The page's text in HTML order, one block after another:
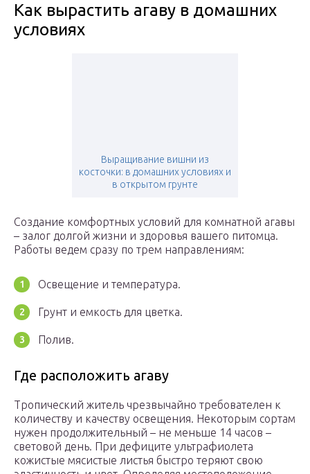
Как вырастить агаву в домашних
условиях
Выращивание вишни из
косточки: в домашних условиях и
в открытом грунте
Создание комфортных условий для комнатной агавы
– залог долгой жизни и здоровья вашего питомца.
Работы ведем сразу по трем направлениям:
Освещение и температура.
Грунт и емкость для цветка.
Полив.
Где расположить агаву
Тропический житель чрезвычайно требователен к
количеству и качеству освещения. Некоторым сортам
нужен продолжительный – не меньше 14 часов –
световой день. При дефиците ультрафиолета
кожистые мясистые листья быстро теряют свою